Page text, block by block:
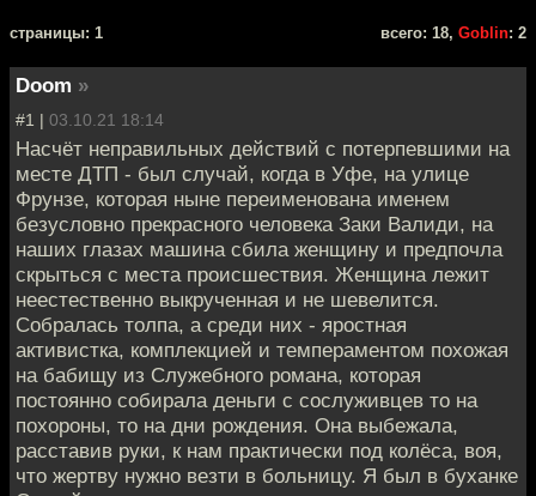
cтраницы: 1 всего: 18, Goblin: 2
Doom »
#1 | 03.10.21 18:14
Насчёт неправильных действий с потерпевшими на
месте ДТП - был случай, когда в Уфе, на улице
Фрунзе, которая ныне переименована именем
безусловно прекрасного человека Заки Валиди, на
наших глазах машина сбила женщину и предпочла
скрыться с места происшествия. Женщина лежит
неестественно выкрученная и не шевелится.
Собралась толпа, а среди них - яростная
активистка, комплекцией и темпераментом похожая
на бабищу из Служебного романа, которая
постоянно собирала деньги с сослуживцев то на
похороны, то на дни рождения. Она выбежала,
расставив руки, к нам практически под колёса, воя,
что жертву нужно везти в больницу. Я был в буханке